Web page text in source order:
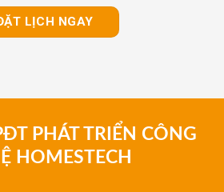
LỊCH NGAY
PHÁT TRIỂN CÔNG
HOMESTECH